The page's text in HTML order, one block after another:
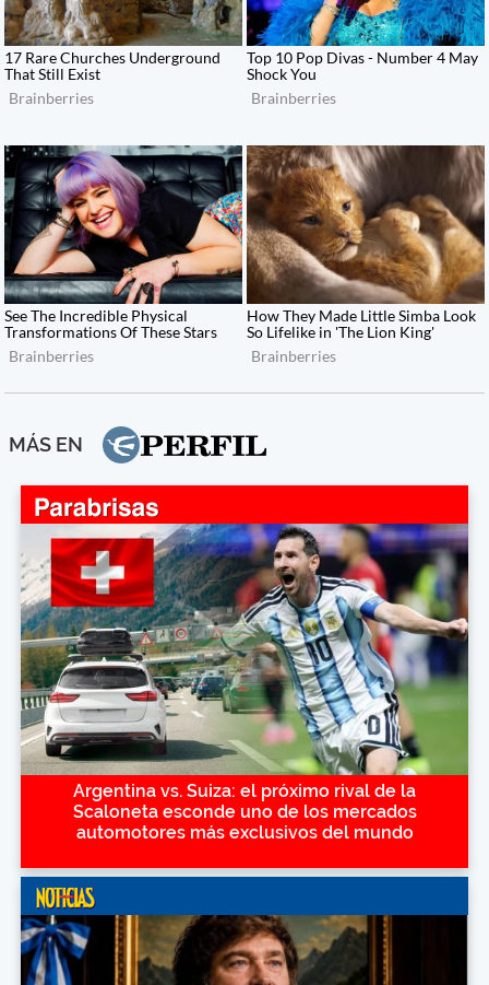
MÁS EN
Argentina vs. Suiza: el próximo rival de la
Scaloneta esconde uno de los mercados
automotores más exclusivos del mundo